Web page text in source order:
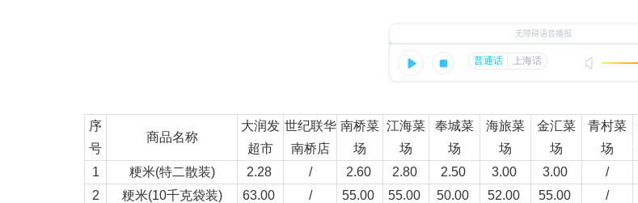
序
号
商品名称
大润发
超市
世纪联华
南桥店
南桥菜
场
江海菜
场
奉城菜
场
海旅菜
场
金汇菜
场
青村菜
场
1 粳米(特二散装) 2.28 / 2.60 2.80 2.50 3.00 3.00 /
2
粳米(10千克袋装) 63.00 / 55.00 55.00 50.00 52.00 55.00 /